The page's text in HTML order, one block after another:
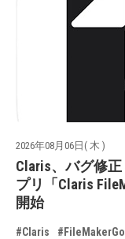
2026年08月06日( 木 )
Claris、バグ修
プリ「Claris
開始
#Claris #FileMakerGo